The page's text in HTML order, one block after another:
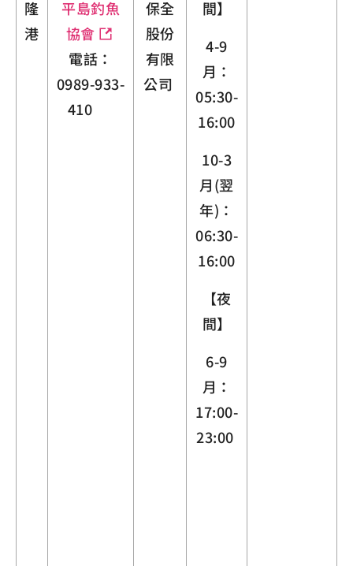
隆
港
平島釣魚
協會
電話：
0989-933-
410
保全
股份
有限
公司
間】
4-9
月：
05:30-
16:00
10-3
月(翌
年)：
06:30-
16:00
【夜
間】
6-9
月：
17:00-
23:00